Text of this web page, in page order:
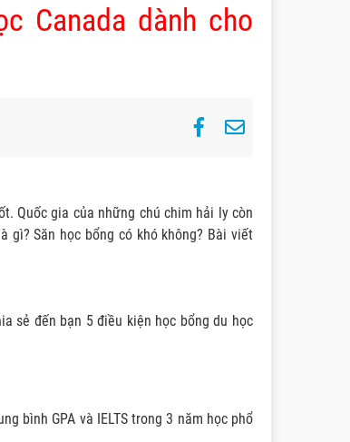
Canada dành cho
Quốc gia của những chú chim hải ly còn
gì? Săn học bổng có khó không? Bài viết
sẻ đến bạn 5 điều kiện học bổng du học
bình GPA và IELTS trong 3 năm học phổ